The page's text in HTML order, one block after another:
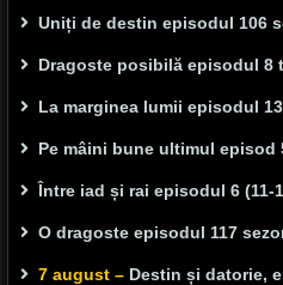
Uniți de destin episodul 106
Dragoste posibilă episodul 8
La marginea lumii episodul
Pe mâini bune ultimul episod
Între iad și rai episodul 6
O dragoste episodul 117
7 august – Destin și datorie,